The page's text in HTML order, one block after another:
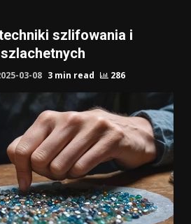
szlifowania i
03-08 3 min read 286